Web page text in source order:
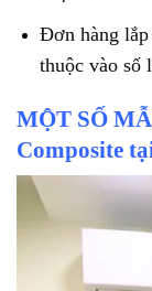
Đơn hàng
thuộc vào
MỘT SỐ
Composite